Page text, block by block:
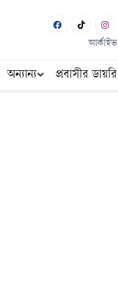
আর্কাইভ
অন্যান্য প্রবাসীর ডায়রি